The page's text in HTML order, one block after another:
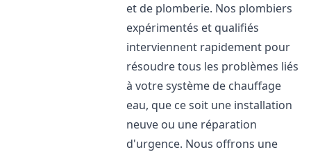
et de plomberie. Nos plombiers
expérimentés et qualifiés
interviennent rapidement pour
résoudre tous les problèmes liés
à votre système de chauffage
eau, que ce soit une installation
neuve ou une réparation
d'urgence. Nous offrons une